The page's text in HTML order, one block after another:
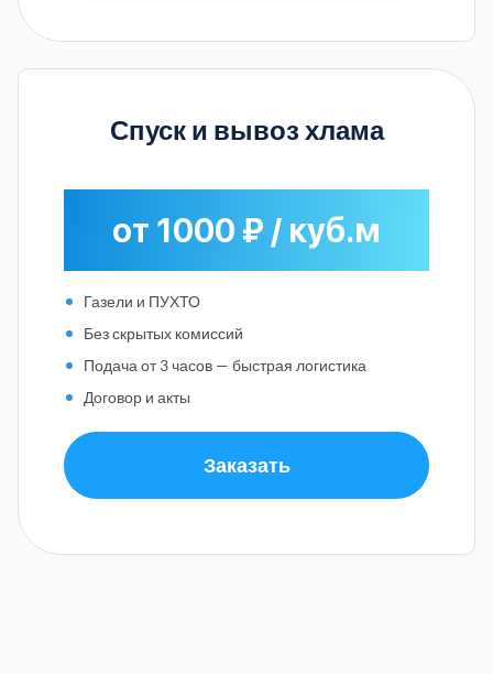
Спуск и вывоз хлама
от 1000 ₽ / куб.м
Газели и ПУХТО
Без скрытых комиссий
Подача от 3 часов — быстрая логистика
Договор и акты
Заказать